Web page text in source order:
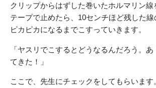
クリップからはずした巻いたホルマリン線
テープで止めたら、10センチほど残した
ピカピカになるまでこすっていきます。
「ヤスリでこするとどうなるんだろう。
てきた！」
ここで、先生にチェックをしてもらいま